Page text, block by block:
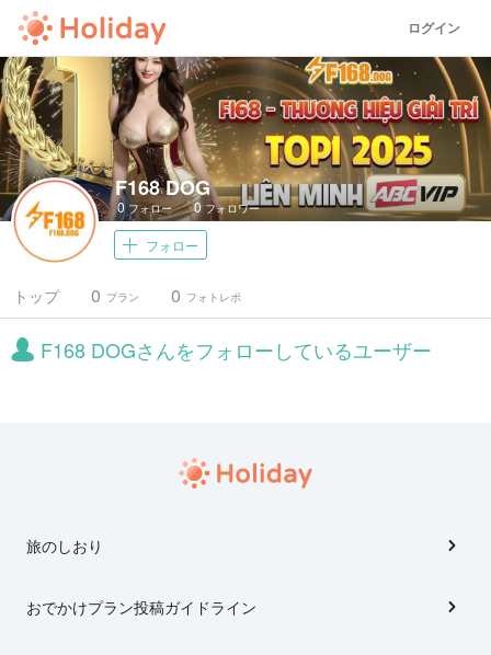
ログイン
F168 DOG
0フォロー 0フォロワー
フォロー
トップ プラン
0 フォトレポ
0
F168 DOGさんをフォローしているユーザー
旅のしおり
おでかけプラン投稿ガイドライン